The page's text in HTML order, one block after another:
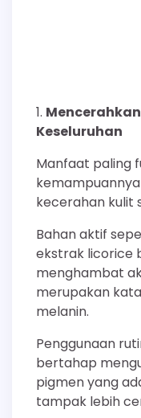
Keseluruhan
Manfaat paling
kecerahan kulit
Bahan aktif
ekstrak licorice
menghambat
merupakan
melanin.
Penggunaan
bertahap
pigmen yang
tampak lebih